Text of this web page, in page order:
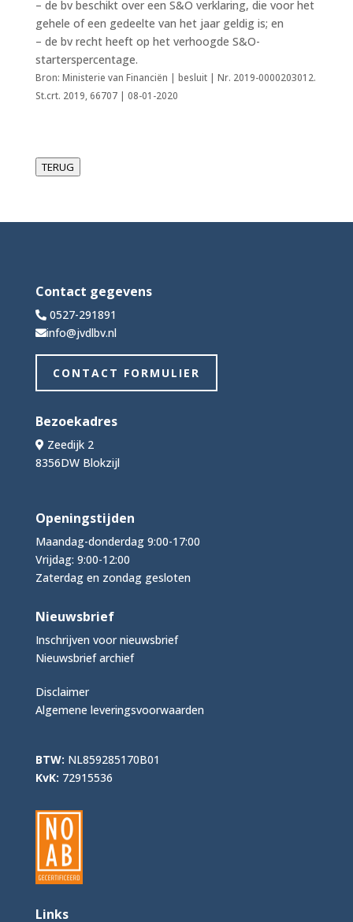
– de bv beschikt over een S&O verklaring, die voor het
gehele of een gedeelte van het jaar geldig is; en
– de bv recht heeft op het verhoogde S&O-
starterspercentage.
Bron: Ministerie van Financiën | besluit | Nr. 2019-0000203012.
St.crt. 2019, 66707 | 08-01-2020
TERUG
Contact gegevens
0527-291891
info@jvdlbv.nl
CONTACT FORMULIER
Bezoekadres
Zeedijk 2
8356DW Blokzijl
Openingstijden
Maandag-donderdag 9:00-17:00
Vrijdag: 9:00-12:00
Zaterdag en zondag gesloten
Nieuwsbrief
Inschrijven voor nieuwsbrief
Nieuwsbrief archief
Disclaimer
Algemene leveringsvoorwaarden
BTW: NL859285170B01
KvK: 72915536
Links